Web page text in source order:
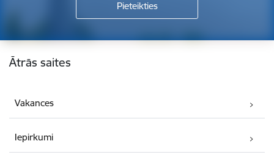
Kājene
Ātrās saites
Vakances
Iepirkumi